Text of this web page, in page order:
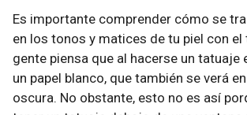
Es importante comprender cómo se
en los tonos y matices de tu piel con el
gente piensa que al hacerse un tatuaje
un papel blanco, que también se verá
oscura. No obstante, esto no es así